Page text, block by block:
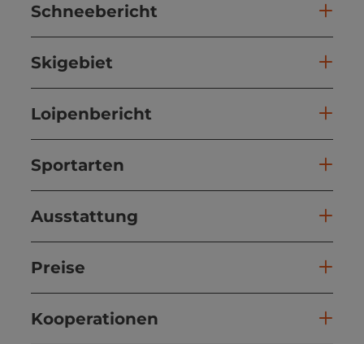
Schneebericht
Skigebiet
Loipenbericht
Sportarten
Ausstattung
Preise
Kooperationen